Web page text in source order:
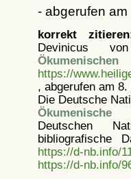
- abgerufen
korrekt
Devinicus
https://
, abgerufen am 8.
Die Deutsche
Ökumenische
Deutschen
bibliografische
https://d-nb.info/
https://d-nb.info/